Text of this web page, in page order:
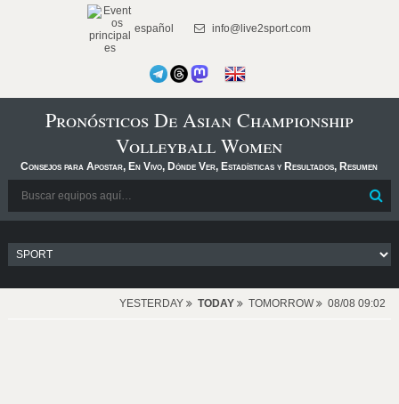
español info@live2sport.com
Pronósticos De Asian Championship
Volleyball Women
Consejos para Apostar, En Vivo, Dónde Ver, Estadísticas y Resultados, Resumen
YESTERDAY TODAY TOMORROW 08/08 09:02